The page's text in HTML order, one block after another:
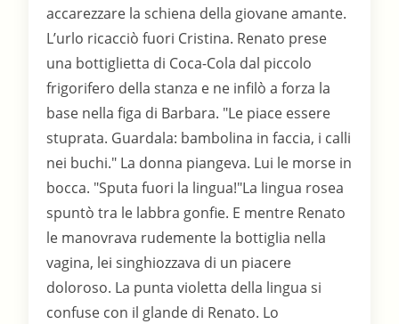
accarezzare la schiena della giovane amante.
L’urlo ricacciò fuori Cristina. Renato prese
una bottiglietta di Coca-Cola dal piccolo
frigorifero della stanza e ne infilò a forza la
base nella figa di Barbara. "Le piace essere
stuprata. Guardala: bambolina in faccia, i calli
nei buchi." La donna piangeva. Lui le morse in
bocca. "Sputa fuori la lingua!"La lingua rosea
spuntò tra le labbra gonfie. E mentre Renato
le manovrava rudemente la bottiglia nella
vagina, lei singhiozzava di un piacere
doloroso. La punta violetta della lingua si
confuse con il glande di Renato. Lo